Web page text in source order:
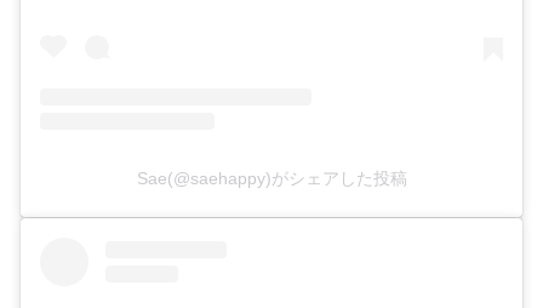
Sae(@saehappy)がシェアした投稿